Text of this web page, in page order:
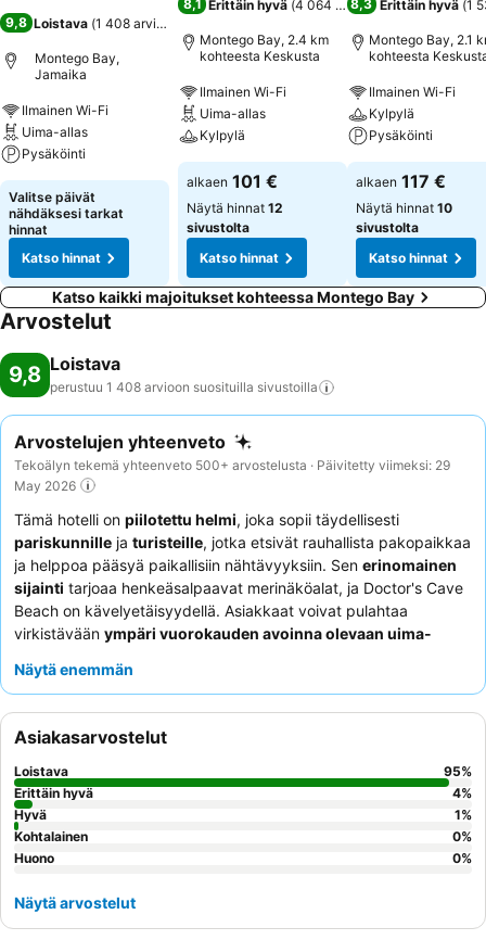
9,8 Loistava (1 408 arviota
Montego Bay,
Jamaika
Ilmainen Wi-Fi
Uima-allas
Pysäköinti
Valitse päivät
nähdäksesi tarkat
hinnat
Katso hinnat
8,1 Erittäin hyvä (4 064 arviota )
Montego Bay, 2.4 km
kohteesta Keskusta
Ilmainen Wi-Fi
Uima-allas
Kylpylä
alkaen 101 €
Näytä hinnat 12
sivustolta
Katso hinnat
8,3 Erittäin hyvä (1
Montego Bay, 2.1
kohteesta
Ilmainen Wi-Fi
Kylpylä
Pysäköinti
alkaen 117 €
Näytä hinnat 10
sivustolta
Katso hinnat
Katso kaikki majoitukset kohteessa Montego Bay
Arvostelut
9,8 Loistava
perustuu 1 408 arvioon suosituilla sivustoilla
Arvostelujen yhteenveto
Tekoälyn tekemä yhteenveto 500+ arvostelusta · Päivitetty viimeksi: 29
May 2026
Tämä hotelli on piilotettu helmi, joka sopii täydellisesti
pariskunnille ja turisteille, jotka etsivät rauhallista pakopaikkaa
ja helppoa pääsyä paikallisiin nähtävyyksiin. Sen erinomainen
sijainti tarjoaa henkeäsalpaavat merinäköalat, ja Doctor's Cave
Beach on kävelyetäisyydellä. Asiakkaat voivat pulahtaa
virkistävään ympäri vuorokauden avoinna olevaan uima-
Poikkeuksellinen henkilökunta saa jatkuvasti kiitosta lämpimästä
jotka täydentävät herkullista ja monipuolista aamiaista, joka
sisältää aitoja jamaikalaisia ruokia. Parhaan kokemuksen
saamiseksi kannattaa pyytää huonetta, jossa on suuri
panoraamaikkuna, jotta merinäköaloista voi nauttia täysin.
Näytä enemmän
Asiakasarvostelut
Loistava 95%
Erittäin hyvä
4%
Hyvä
1%
Kohtalainen
0%
Huono
0%
Näytä arvostelut